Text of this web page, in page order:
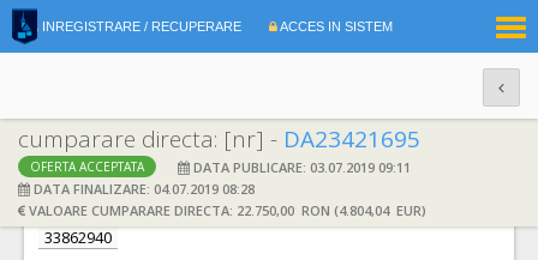
INREGISTRARE / RECUPERARE ACCES IN SISTEM
cumparare directa: [nr] - DA23421695
OFERTA ACCEPTATA
DATA PUBLICARE: 03.07.2019 09:11
DATA FINALIZARE: 04.07.2019 08:28
VALOARE CUMPARARE DIRECTA: 22.750,00 RON (4.804,04 EUR)
DATE IDENTIFICARE OFERTANT
Ofertant: S.C. BENTLEY INSTRUMENTS S.R.L.
CIF:
33862940